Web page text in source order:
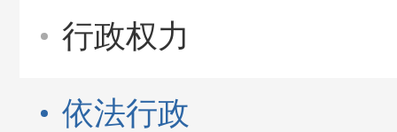
行政权力
依法行政